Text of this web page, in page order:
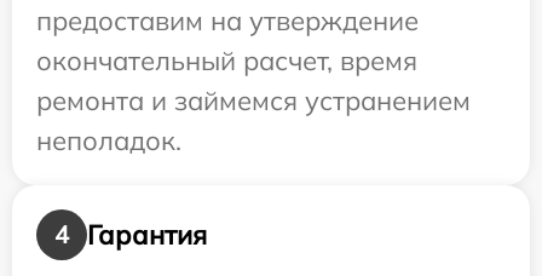
предоставим на утверждение
окончательный расчет, время
ремонта и займемся устранением
неполадок.
4
Гарантия